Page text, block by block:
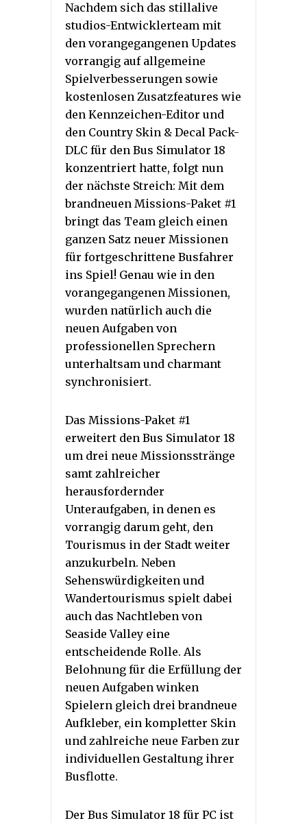
Nachdem sich das stillalive
studios-Entwicklerteam mit
den vorangegangenen Updates
vorrangig auf allgemeine
Spielverbesserungen sowie
kostenlosen Zusatzfeatures wie
den Kennzeichen-Editor und
den Country Skin & Decal Pack-
DLC für den Bus Simulator 18
konzentriert hatte, folgt nun
der nächste Streich: Mit dem
brandneuen Missions-Paket #1
bringt das Team gleich einen
ganzen Satz neuer Missionen
für fortgeschrittene Busfahrer
ins Spiel! Genau wie in den
vorangegangenen Missionen,
wurden natürlich auch die
neuen Aufgaben von
professionellen Sprechern
unterhaltsam und charmant
synchronisiert.
Das Missions-Paket #1
erweitert den Bus Simulator 18
um drei neue Missionsstränge
samt zahlreicher
herausfordernder
Unteraufgaben, in denen es
vorrangig darum geht, den
Tourismus in der Stadt weiter
anzukurbeln. Neben
Sehenswürdigkeiten und
Wandertourismus spielt dabei
auch das Nachtleben von
Seaside Valley eine
entscheidende Rolle. Als
Belohnung für die Erfüllung der
neuen Aufgaben winken
Spielern gleich drei brandneue
Aufkleber, ein kompletter Skin
und zahlreiche neue Farben zur
individuellen Gestaltung ihrer
Busflotte.
Der Bus Simulator 18 für PC ist